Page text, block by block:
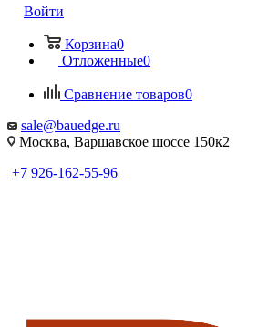
Войти
Корзина0
Отложенные0
Сравнение товаров0
sale@bauedge.ru
Москва, Варшавское шоссе 150к2
+7 926-162-55-96